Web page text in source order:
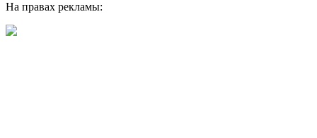
На правах рекламы: